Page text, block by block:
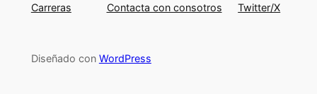
Carreras
Contacta con consotros
Twitter/X
Diseñado con WordPress